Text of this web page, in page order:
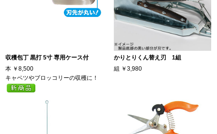
収穫包丁 黒打 5寸 専用ケース付
本 ￥8,500
キャベツやブロッコリーの収穫に！
かりとりくん替え刃 1組
組 ￥3,980